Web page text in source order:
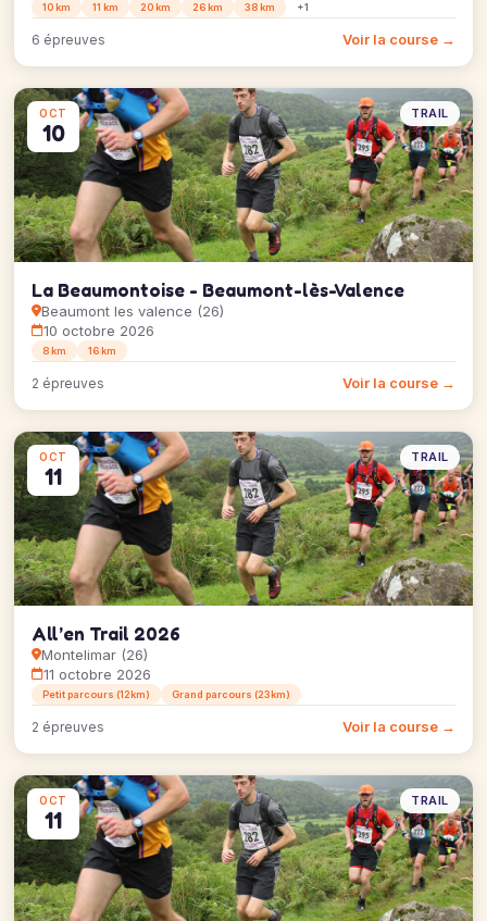
10 km 11 km 20 km 26 km 38 km +1
6 épreuves Voir la course →
OCT
10
TRAIL
La Beaumontoise - Beaumont-lès-Valence
Beaumont les valence (26)
10 octobre 2026
8 km 16 km
2 épreuves Voir la course →
OCT
11
TRAIL
All’en Trail 2026
Montelimar (26)
11 octobre 2026
Petit parcours (12km) Grand parcours (23km)
2 épreuves Voir la course →
OCT
11
TRAIL